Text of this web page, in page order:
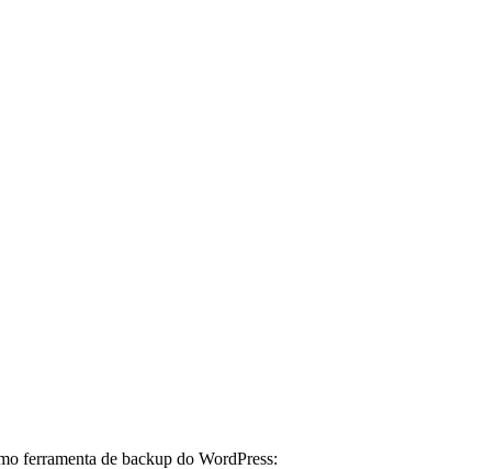
ferramenta de backup do WordPress: